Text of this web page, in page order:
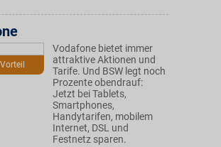
Vodafone bietet immer
attraktive Aktionen und
Tarife. Und BSW legt noch
Prozente obendrauf:
Jetzt bei Tablets,
Smartphones,
Handytarifen, mobilem
Internet, DSL und
Festnetz sparen.